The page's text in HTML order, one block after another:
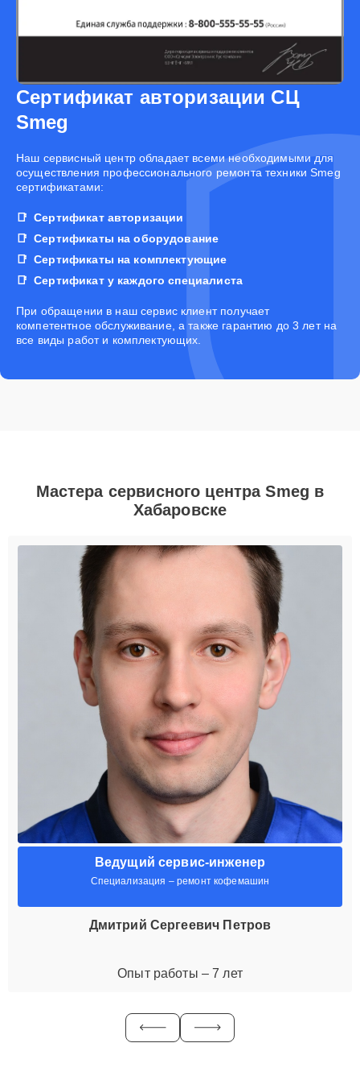
Сертификат авторизации СЦ
Smeg
Наш сервисный центр обладает всеми необходимыми для
осуществления профессионального ремонта техники Smeg
сертификатами:
Сертификат авторизации
Сертификаты на оборудование
Сертификаты на комплектующие
Сертификат у каждого специалиста
При обращении в наш сервис клиент получает
компетентное обслуживание, а также гарантию до 3 лет на
все виды работ и комплектующих.
Мастера сервисного центра Smeg в
Хабаровске
Ведущий сервис-инженер
Специализация – ремонт кофемашин
Дмитрий Сергеевич Петров
Опыт работы – 7 лет